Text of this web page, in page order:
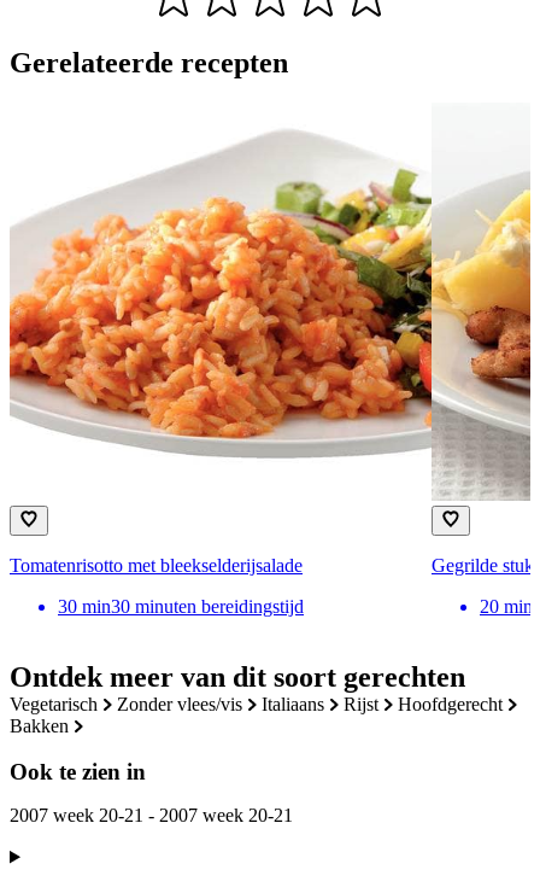
Ontdek meer van dit soort gerechten
vegetarisch zonder vlees/vis italiaans rijst
hoofdgerecht
bakken
Ook te zien in
2007 week 20-21 - 2007 week 20-21
Gerelateerde recepten
Tomatenrisotto met bleekselderijsalade
30 min30 minuten bereidingstijd
Gegrilde
20 min